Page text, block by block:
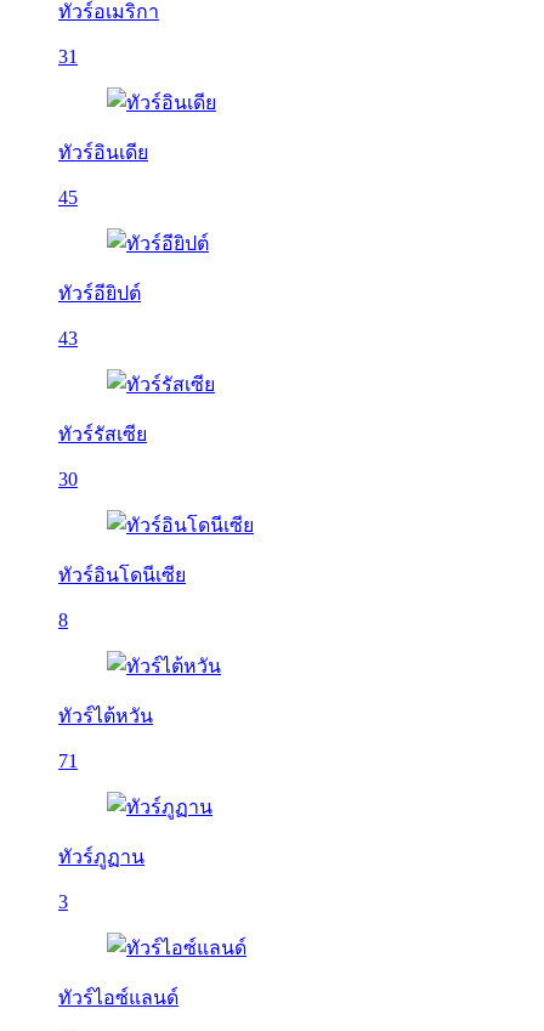
ทัวร์อเมริกา
31
ทัวร์อินเดีย
45
ทัวร์อียิปต์
43
ทัวร์รัสเซีย
30
ทัวร์อินโดนีเซีย
8
ทัวร์ไต้หวัน
71
ทัวร์ภูฏาน
3
ทัวร์ไอซ์แลนด์